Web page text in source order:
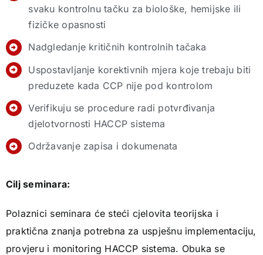
svaku kontrolnu tačku za biološke, hemijske ili
fizičke opasnosti
Nadgledanje kritičnih kontrolnih tačaka
Uspostavljanje korektivnih mjera koje trebaju biti
preduzete kada CCP nije pod kontrolom
Verifikuju se procedure radi potvrđivanja
djelotvornosti HACCP sistema
Održavanje zapisa i dokumenata
Cilj seminara:
Polaznici seminara će steći cjelovita teorijska i
praktična znanja potrebna za uspješnu implementaciju,
provjeru i monitoring HACCP sistema. Obuka se